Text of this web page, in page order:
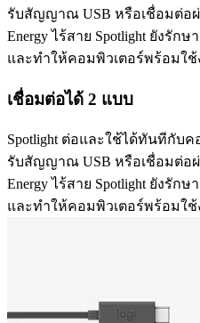
รับสัญญาณ USB หรือเชื่อมต่อผ่
Energy ไร้สาย Spotlight ยังรัก
และทำให้คอมพิวเตอร์พร้อมใช้
เชื่อมต่อได้ 2 แบบ
Spotlight ต่อและใช้ได้ทันทีกับ
รับสัญญาณ USB หรือเชื่อมต่อผ่
Energy ไร้สาย Spotlight ยังรัก
และทำให้คอมพิวเตอร์พร้อมใช้